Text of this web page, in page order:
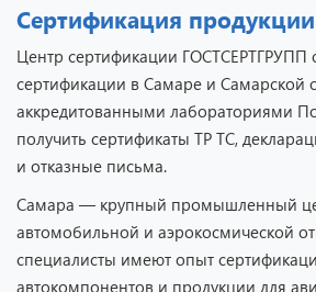
Сертификация
Центр сертификации ГОСТСЕРТГРУПП
сертификации в Самаре и Самарской
аккредитованными лабораториями
получить сертификаты ТР ТС,
и отказные письма.
Самара — крупный промышленный
автомобильной и аэрокосмической
специалисты имеют опыт
автокомпонентов и продукции для